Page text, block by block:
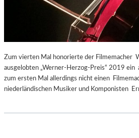
Zum vierten Mal honorierte der Filmemacher
ausgelobten „Werner-Herzog-Preis“ 2019 ein
zum ersten Mal allerdings nicht einen
niederländischen Musiker und Komponisten